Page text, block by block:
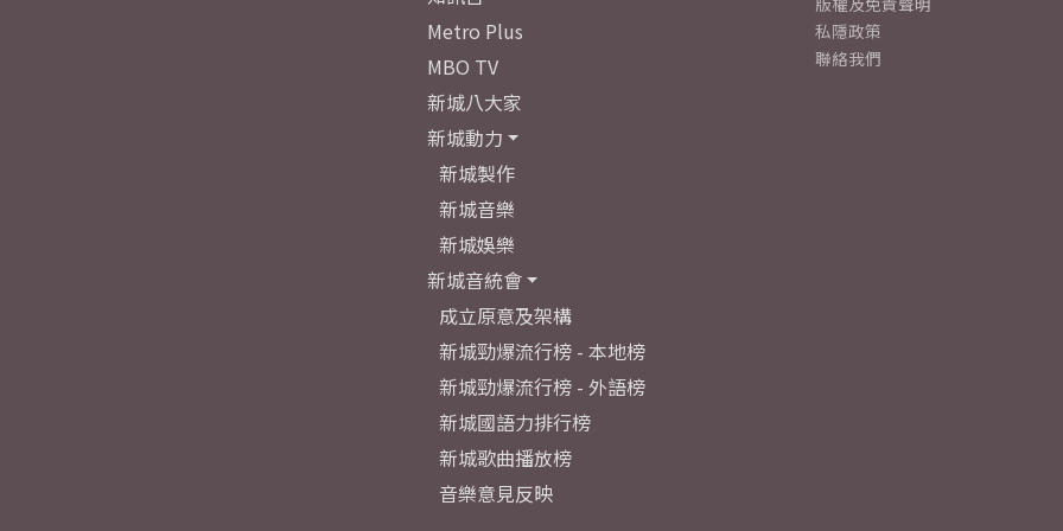
Metro Plus
MBO TV
新城八大家
新城動力
新城製作
新城音樂
新城娛樂
新城音統會
成立原意及架構
新城勁爆流行榜 - 本地榜
新城勁爆流行榜 - 外語榜
新城國語力排行榜
新城歌曲播放榜
音樂意見反映
私隱政策
聯絡我們